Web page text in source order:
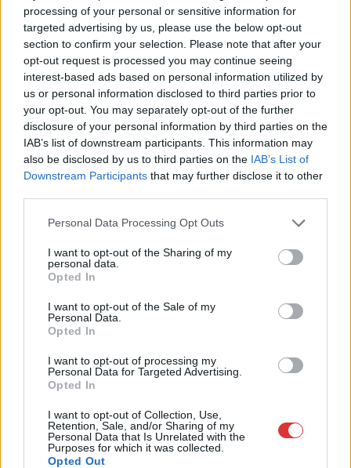
processing of your personal or sensitive information for
targeted advertising by us, please use the below opt-out
section to confirm your selection. Please note that after your
opt-out request is processed you may continue seeing
interest-based ads based on personal information utilized by
us or personal information disclosed to third parties prior to
your opt-out. You may separately opt-out of the further
disclosure of your personal information by third parties on the
IAB’s list of downstream participants. This information may
also be disclosed by us to third parties on the IAB’s List of
Downstream Participants that may further disclose it to other
Please note that this website/app uses one or more Google
not limited to your visit or usage behaviour. You may click to
grant or deny consent to Google and its third-party tags to
use your data for below specified purposes in below Google
consent section.
Personal Data Processing Opt Outs
I want to opt-out of the Sharing of my
personal data.
Opted In
I want to opt-out of the Sale of my
Personal Data.
Opted In
I want to opt-out of processing my
Personal Data for Targeted Advertising.
Opted In
I want to opt-out of Collection, Use,
Retention, Sale, and/or Sharing of my
Personal Data that Is Unrelated with the
Purposes for which it was collected.
Opted Out
2026.08.07. Kiss Lajos
Szolnokon egy kulcsfontosságú körforgalmat
részlegesen lezárnak a napokban, a közlekedés az
nemigen lehet tovább húzni a javítási munkálatokat, ezzel
viszont...